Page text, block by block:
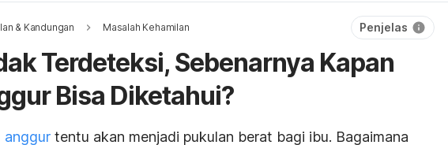
& Kandungan Masalah Kehamilan Penjelas
Terdeteksi, Sebenarnya Kapan
Bisa Diketahui?
anggur tentu akan menjadi pukulan berat bagi ibu. Bagaimana